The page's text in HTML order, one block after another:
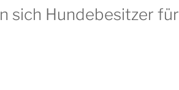
sich Hundebesitzer für